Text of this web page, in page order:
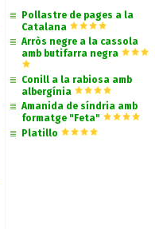
Pollastre de pages a la
Catalana
Arròs negre a la cassola
amb butifarra negra
Conill a la rabiosa amb
albergínia
Amanida de síndria amb
formatge "Feta"
Platillo